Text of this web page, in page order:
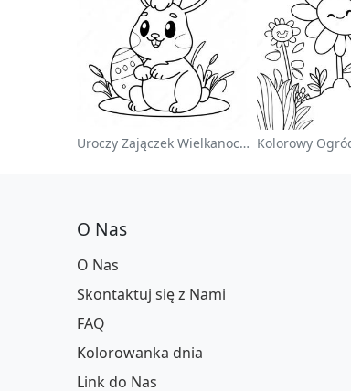
Uroczy Zajączek Wielkanocny Na Kolorowance
O Nas
O Nas
Skontaktuj się z Nami
FAQ
Kolorowanka dnia
Link do Nas